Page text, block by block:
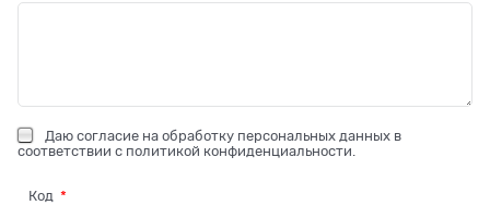
Даю согласие на обработку персональных данных в
соответствии с политикой конфиденциальности
Код